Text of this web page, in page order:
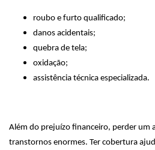
roubo e furto qualificado;
danos acidentais;
quebra de tela;
oxidação;
assistência técnica especializada.
Além do prejuízo financeiro, perder um
transtornos enormes. Ter cobertura